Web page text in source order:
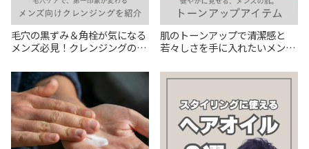
毛穴の黒ずみ＆角栓が気になる
メンズ必見！クレンジングの正
肌のトーンアップで清潔感と
若々しさを手に入れたいメンズ